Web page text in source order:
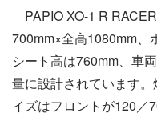
PAPIO XO-1 R
700mm×全高1080mm、
シート高は760mm、車
量に設計されています
イズはフロントが120／